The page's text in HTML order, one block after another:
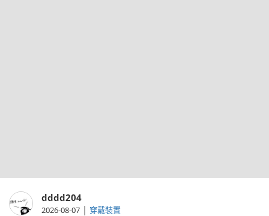
dddd204
2026-08-07 | 穿戴裝置